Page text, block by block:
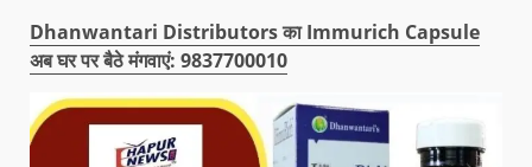
Dhanwantari Distributors का Immurich Capsule
अब घर पर बैठे मंगवाएं: 9837700010